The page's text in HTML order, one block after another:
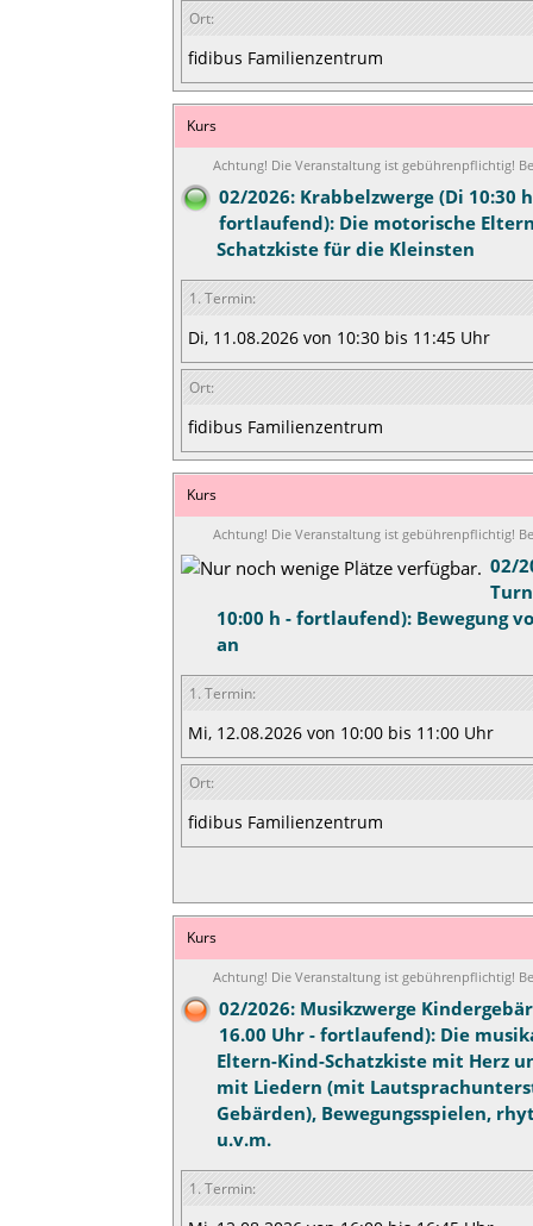
Ort:
fidibus Familienzentrum
Kurs
Achtung! Die Veranstaltung ist gebührenpflichtig!
02/2026: Krabbelzwerge (Di 10:30
fortlaufend): Die motorische
Schatzkiste für die Kleinsten
1. Termin:
Di, 11.08.2026 von 10:30 bis 11:45 Uhr
Ort:
fidibus Familienzentrum
Kurs
Achtung! Die Veranstaltung ist gebührenpflichtig!
02/
10:00 h - fortlaufend): Bewegung
an
1. Termin:
Mi, 12.08.2026 von 10:00 bis 11:00 Uhr
Ort:
fidibus Familienzentrum
Kurs
Achtung! Die Veranstaltung ist gebührenpflichtig!
02/2026: Musikzwerge
16.00 Uhr - fortlaufend): Die
Eltern-Kind-Schatzkiste mit Herz
mit Liedern (mit
Gebärden), Bewegungsspielen,
u.v.m.
1. Termin: